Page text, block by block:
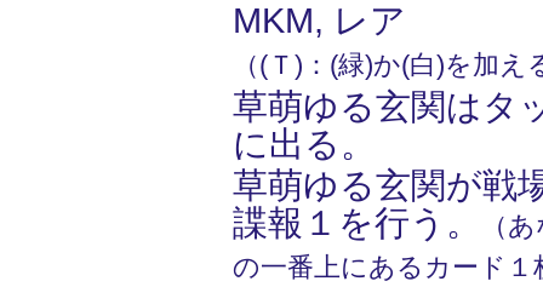
MKM, レア
（(Ｔ)：(緑)か(白)を加え
草萌ゆる玄関はタ
に出る。
草萌ゆる玄関が戦
諜報１を行う。
（
の一番上にあるカード